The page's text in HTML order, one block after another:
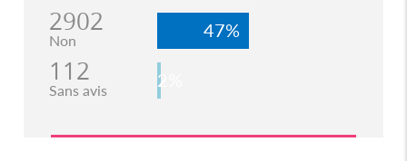
2902
Non 47%
112
Sans avis 2%